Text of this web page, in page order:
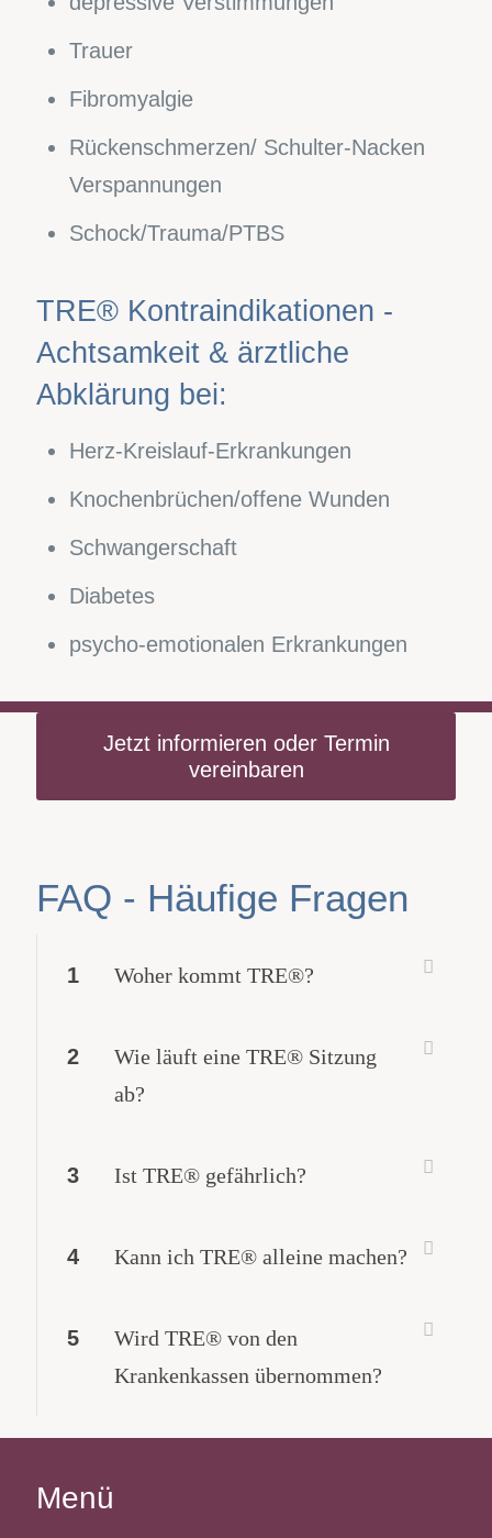
Trauer
Fibromyalgie
Rückenschmerzen/ Schulter-Nacken
Verspannungen
Schock/Trauma/PTBS
TRE® Kontraindikationen -
Achtsamkeit & ärztliche
Abklärung bei:
Herz-Kreislauf-Erkrankungen
Knochenbrüchen/offene Wunden
Schwangerschaft
Diabetes
psycho-emotionalen Erkrankungen
Jetzt informieren oder Termin
vereinbaren
FAQ - Häufige Fragen
1 Woher kommt TRE®?
2
Wie läuft eine TRE® Sitzung
ab?
3 Ist TRE® gefährlich?
4 Kann ich TRE® alleine machen?
5
Wird TRE® von den
Krankenkassen übernommen?
Menü